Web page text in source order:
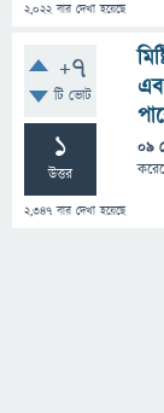
2,022বার দেখা হয়েছে
+7
টি ভোট
1
উত্তর
2,347 বার দেখা হয়েছে
09